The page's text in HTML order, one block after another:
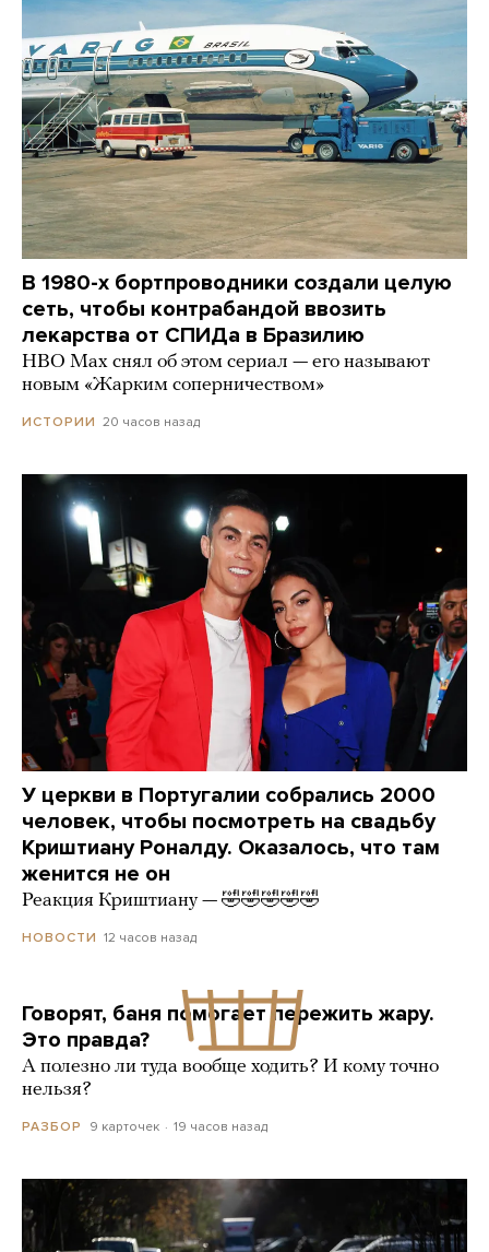
В 1980-х бортпроводники создали целую
сеть, чтобы контрабандой ввозить
лекарства от СПИДа в Бразилию
HBO Max снял об этом сериал — его называют
новым «Жарким соперничеством»
ИСТОРИИ 20 часов назад
У церкви в Португалии собрались 2000
человек, чтобы посмотреть на свадьбу
Криштиану Роналду. Оказалось, что там
женится не он
Реакция Криштиану — 🤣🤣🤣🤣🤣
НОВОСТИ 12 часов назад
Говорят, баня помогает пережить жару.
Это правда?
А полезно ли туда вообще ходить? И кому точно
нельзя?
РАЗБОР 9 карточек 19 часов назад